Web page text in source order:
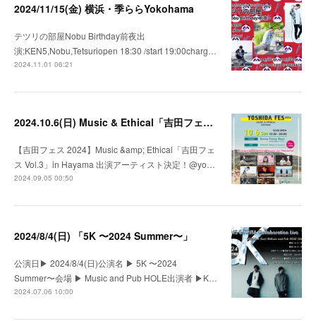
2024/11/15(金) 横浜・季ららYokohama
テツリの部屋Nobu Birthday前夜出
演:KEN5,Nobu,Tetsuriopen 18:30 /start 19:00charg…
2024.11.01 06:21
2024.10.6(日) Music & Ethical「吉田フェス Vol.3」in Hayama
【吉田フェス 2024】Music &amp; Ethical「吉田フェ
ス Vol.3」in Hayama 出演アーティスト決定！@yo…
2024.09.05 00:50
2024/8/4(日) 「5K 〜2024 Summer〜」
公演日▶︎ 2024/8/4(日)公演名 ▶︎ 5K 〜2024
Summer〜会場 ▶︎ Music and Pub HOLE出演者 ▶︎K…
2024.07.06 10:00